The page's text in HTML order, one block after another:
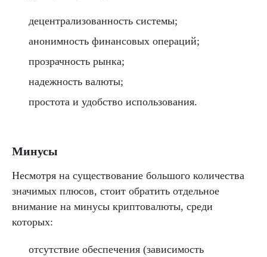
децентрализованность системы;
анонимность финансовых операций;
прозрачность рынка;
надежность валюты;
простота и удобство использования.
Минусы
Несмотря на существование большого количества
значимых плюсов, стоит обратить отдельное
внимание на минусы криптовалюты, среди
которых:
отсутствие обеспечения (зависимость